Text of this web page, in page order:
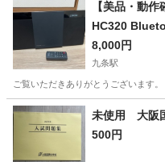
【美品・動
HC320
8,000円
九条駅
ご覧いただきありがとうございます
大阪 大阪市 九条駅 CD
未使用 大阪
500円